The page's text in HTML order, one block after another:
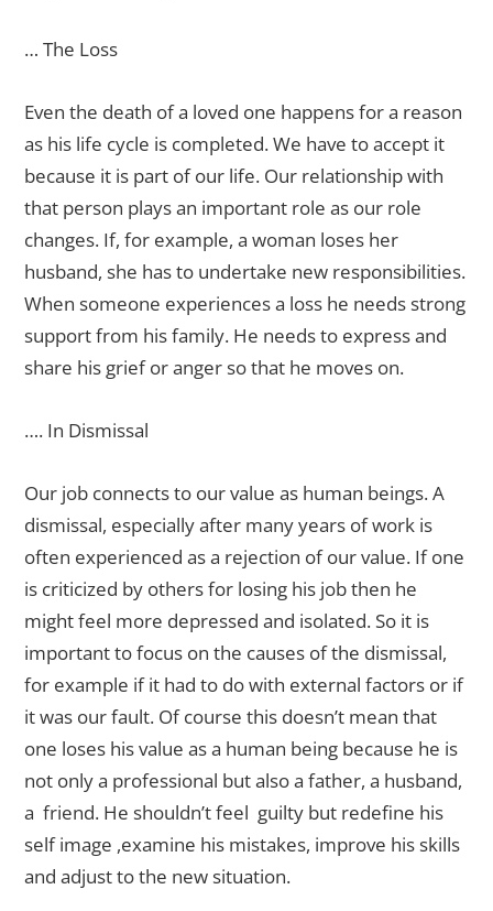
… The Loss
Even the death of a loved one happens for a reason
as his life cycle is completed. We have to accept it
because it is part of our life. Our relationship with
that person plays an important role as our role
changes. If, for example, a woman loses her
husband, she has to undertake new responsibilities.
When someone experiences a loss he needs strong
support from his family. He needs to express and
share his grief or anger so that he moves on.
…. In Dismissal
Our job connects to our value as human beings. A
dismissal, especially after many years of work is
often experienced as a rejection of our value. If one
is criticized by others for losing his job then he
might feel more depressed and isolated. So it is
important to focus on the causes of the dismissal,
for example if it had to do with external factors or if
it was our fault. Of course this doesn’t mean that
one loses his value as a human being because he is
not only a professional but also a father, a husband,
a friend. He shouldn’t feel guilty but redefine his
self image ,examine his mistakes, improve his skills
and adjust to the new situation.